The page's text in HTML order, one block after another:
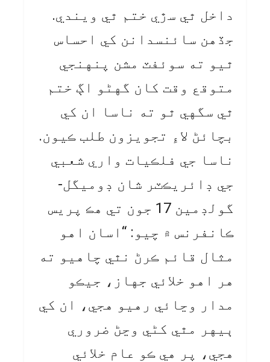
داخل ٿي سڙي ختم ٿي ويندي.
جڏهن سائنسدانن کي احساس
ٿيو ته سوئفٽ مشن پنهنجي
متوقع وقت کان گهڻو اڳ ختم
ٿي سگهي ٿو ته ناسا ان کي
بچائڻ لاءِ تجويزون طلب ڪيون.
ناسا جي فلڪيات واري شعبي
جي ڊائريڪٽر شان ڊوميگل-
گولڊمين 17 جون تي هڪ پريس
ڪانفرنس ۾ چيو: “اسان اهو
مثال قائم ڪرڻ نٿي چاهيو ته
هر اهو خلائي جهاز، جيڪو
مدار وڃائي رهيو هجي، ان کي
ٻيهر مٿي کڻي وڃڻ ضروري
هجي، پر هي ڪو عام خلائي